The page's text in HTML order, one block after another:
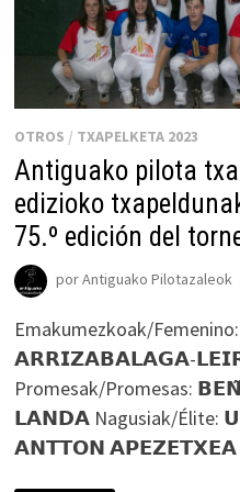
EDICIÓN
TORNEO
OTROS / TXAPELKETA 2023
Antiguako pilota
edizioko
75.º edición del
porAntiguako Pilotazaleok
Emakumezkoak/
𝗔𝗥𝗥𝗜𝗭𝗔𝗕𝗔𝗟𝗔𝗚𝗔-
Promesak/Promesas:
𝗟𝗔𝗡𝗗𝗔 Nagusiak/
𝗔𝗡𝗧𝗧𝗢𝗡 𝗔𝗣𝗘𝗭𝗘𝗧𝗫𝗘𝗔